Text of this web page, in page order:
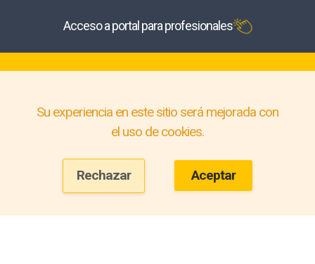
Acceso a portal para profesionales
Su experiencia en este sitio será mejorada con
el uso de cookies.
Rechazar Aceptar